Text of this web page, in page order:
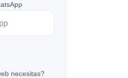
necesitas?